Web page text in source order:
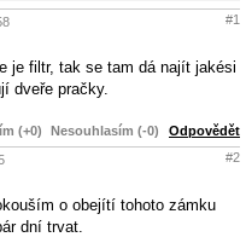
#1
je filtr, tak se tam dá najít jakési
dveře pračky.
(+0) Nesouhlasím (-0) Odpovědět
#2
o obejítí tohoto zámku
dní trvat.